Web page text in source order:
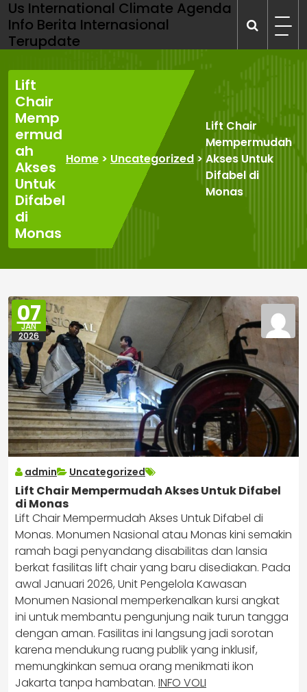
Skip
to
content
Us International Climate Agenda
Info Berita Internasional
Terupdate
Lift
Chair
Memp
ermud
ah
Akses
Untuk
Difabel
di
Monas
Home > Uncategorized>
Lift Chair
Mempermudah
Akses Untuk
Difabel di
Monas
07
JAN
2026
admin Uncategorized
Lift Chair Mempermudah Akses Untuk Difabel
di Monas
Lift Chair Mempermudah Akses Untuk Difabel di
Monas. Monumen Nasional atau Monas kini semakin
ramah bagi penyandang disabilitas dan lansia
berkat fasilitas lift chair yang baru disediakan. Pada
awal Januari 2026, Unit Pengelola Kawasan
Monumen Nasional memperkenalkan kursi angkat
ini untuk membantu pengunjung naik turun tangga
dengan aman. Fasilitas ini langsung jadi sorotan
karena mendukung ruang publik yang inklusif,
memungkinkan semua orang menikmati ikon
Jakarta tanpa hambatan. INFO VOLI